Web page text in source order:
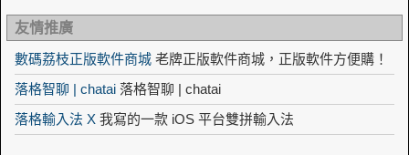
友情推廣
數碼荔枝正版軟件商城 老牌正版軟件商城，正版軟件方便購！
落格智聊 | chatai 落格智聊 | chatai
落格輸入法 X 我寫的一款 iOS 平台雙拼輸入法